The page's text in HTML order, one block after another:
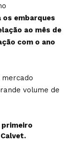
os embarques
ao mês de
com o ano
volume de
primeiro